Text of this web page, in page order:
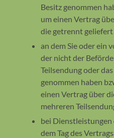
Besitz genommen
um einen Vertrag
die getrennt
an dem Sie oder ein
der nicht der
Teilsendung oder
genommen haben
einen Vertrag über
mehreren
bei
dem Tag des